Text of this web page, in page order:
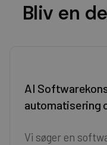
Bliv en
AI
automatisering
Vi søger en